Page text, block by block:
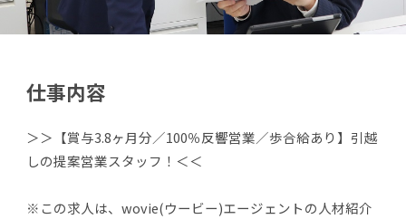
仕事内容
＞＞【賞与3.8ヶ月分／100％反響営業／歩合給あり】引越
しの提案営業スタッフ！＜＜
※この求人は、wovie(ウービー)エージェントの人材紹介